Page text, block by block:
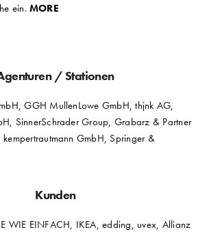
ein.MORE
/ Stationen
GGH MullenLowe GmbH, thjnk AG,
SinnerSchrader Group, Grabarz & Partner
GmbH, Springer &
Kunden
WIE EINFACH, IKEA, edding, uvex, Allianz